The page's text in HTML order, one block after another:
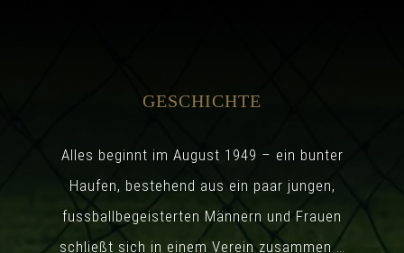
GESCHICHTE
Alles beginnt im August 1949 – ein bunter
Haufen, bestehend aus ein paar jungen,
fussballbegeisterten Männern und Frauen
schließt sich in einem Verein zusammen …